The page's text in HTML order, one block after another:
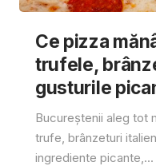
Ce pizza
trufele,
gusturile
Bucureștenii aleg tot
trufe, brânzeturi
ingrediente picante,...